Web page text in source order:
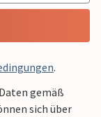
.
gemäß
sich über